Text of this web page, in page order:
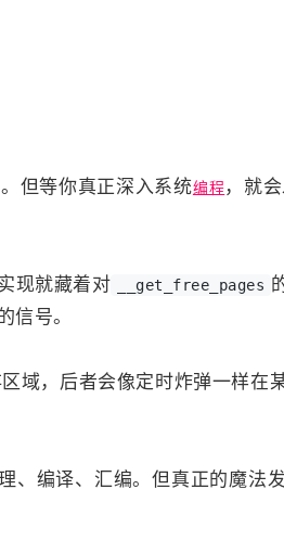
但等你真正深入系统编程，就
现就藏着对 __get_free_pages
号。
域，后者会像定时炸弹一样在
、编译、汇编。但真正的魔